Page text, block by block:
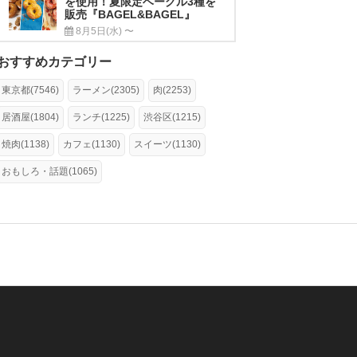
販売『BAGEL&BAGEL』
8月5日(水) 〜
すすめカテゴリー
東京都(7546) ラーメン(2305) 肉(2253)
居酒屋(1804) ランチ(1225) 渋谷区(1215)
焼肉(1138) カフェ(1130) スイーツ(1130)
おもしろ・話題(1065)